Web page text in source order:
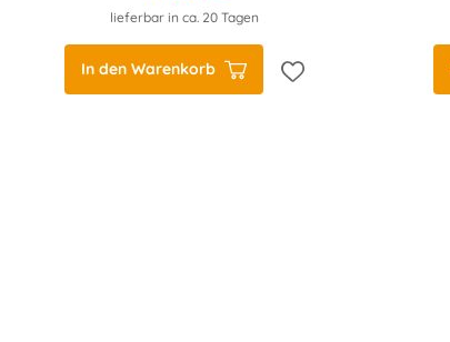
lieferbar in ca. 20 Tagen
In den Warenkorb